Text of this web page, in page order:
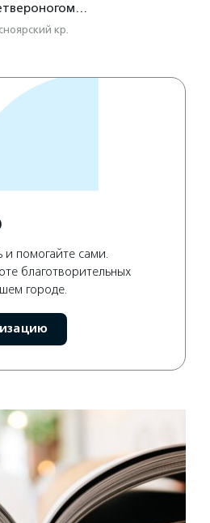
кр.
помогайте сами.
благотворительных
городе.